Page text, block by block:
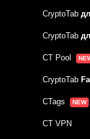
CryptoTab
CryptoTab
CT Pool
CryptoTab
CTags NEW
CT VPN